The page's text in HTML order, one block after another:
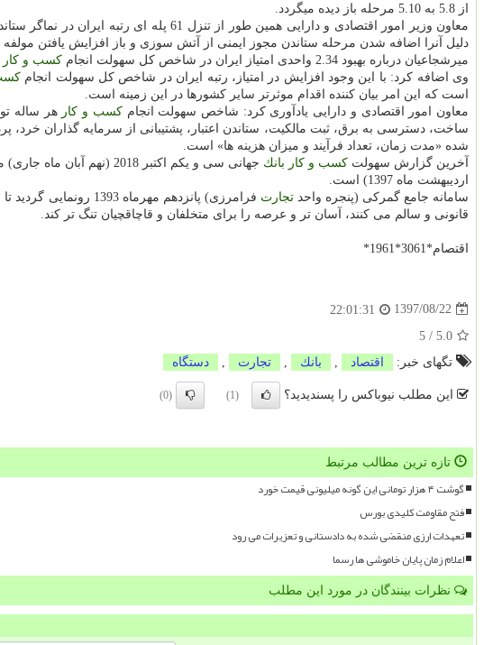
از 5.8 به 5.10 مرحله باز دیده میگردد.
دلیل آنرا اضافه شدن مرحله ستاندن مجوز ایمنی از آتش سوزی و باز افزایش یافتن مولفه هزینه از 2 دلار به 6/6 دلار (بیش از سه برابر)
میرشجاعیان درباره بهبود 2.34 واحدی امتیاز ایران در شاخص كل سهولت انجام
كسب و كار
وی اضافه كرد: با این وجود افزایش در امتیاز، رتبه ایران در شاخص كل سهولت انجام
است كه این امر بیان كننده اقدام موثرتر سایر كشورها در این زمینه است.
معاون امور اقتصادی و دارایی یادآوری كرد: شاخص سهولت انجامكسب و كار هر ساله
ساخت، دسترسی به برق، ثبت مالكیت، ستاندن اعتبار، پشتیبانی از سرمایه گذاران خرد،
شده «مدت زمان، تعداد فرآیند و میزان هزینه ها» است.
آخرین گزارش سهولت كسب و كار بانك
اردیبهشت ماه 1397) است.
سامانه جامع گمركی (پنجره واحدتجارت فرامرزی) پانزدهم مهرماه 1393 رونمایی گردید تا ضمن شفاف سازی تبادل اطلاعات بین
قانونی و سالم می كنند، آسان تر و عرصه را برای متخلفان و قاچاقچیان تنگ تر كند.
اقتصام*3061*1961*
1397/08/22
22:01:31
5.0
/
5
تگهای خبر:
اقتصاد بانك تجارت دستگاه
این مطلب نیوباکس را پسندیدید؟ (1)
(0)
تازه ترین مطالب مرتبط
گوشت ۴ هزار تومانی این گونه میلیونی قیمت خورد
فتح مقاومت کلیدی بورس
تعهدات ارزی منقضی شده به دادستانی و تعزیرات می رود
اعلام زمان پایان خاموشی ها رسما
نظرات بینندگان در مورد این مطلب